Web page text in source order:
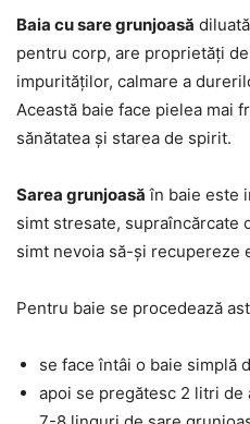
Baia cu sare grunjoasă
pentru corp, are proprietăți
impurităților, calmare a
Această baie face pielea mai
sănătatea și starea de spirit.
Sarea grunjoasă în baie este
simt stresate, supraîncărcate
simt nevoia să-și recupereze
Pentru baie se procedează
se face întâi o baie simplă
apoi se pregătesc 2 litri de